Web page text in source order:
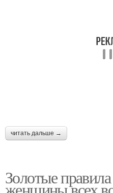
читать дальше →
Золотые